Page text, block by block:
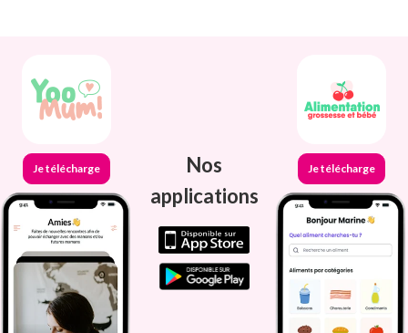
Je télécharge
Nos
applications
Je télécharge